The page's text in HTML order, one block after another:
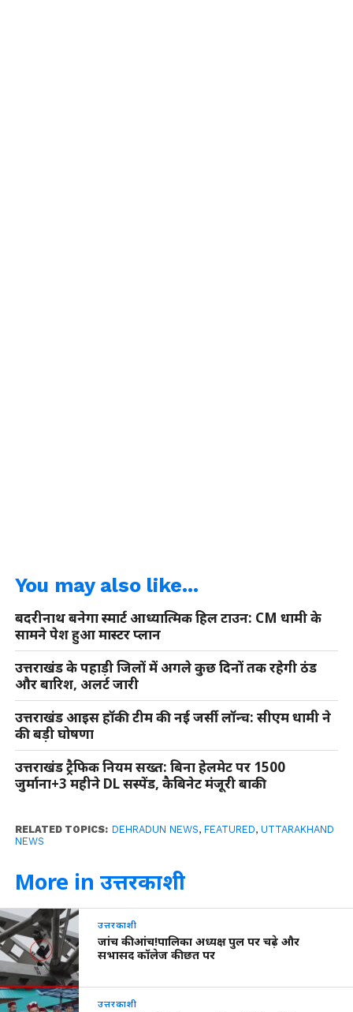
You may also like...
बदरीनाथ बनेगा स्मार्ट आध्यात्मिक हिल टाउन: CM धामी के
सामने पेश हुआ मास्टर प्लान
उत्तराखंड के पहाड़ी जिलों में अगले कुछ दिनों तक रहेगी ठंड
और बारिश, अलर्ट जारी
उत्तराखंड आइस हॉकी टीम की नई जर्सी लॉन्च: सीएम धामी ने
की बड़ी घोषणा
उत्तराखंड ट्रैफिक नियम सख्त: बिना हेलमेट पर 1500
जुर्माना+3 महीने DL सस्पेंड, कैबिनेट मंजूरी बाकी
RELATED TOPICS: DEHRADUN NEWS, FEATURED, UTTARAKHAND
NEWS
More in उत्तरकाशी
उत्तरकाशी
जांच की आंच!पालिका अध्यक्ष पुल पर चढ़े और
सभासद कॉलेज की छत पर
उत्तरकाशी